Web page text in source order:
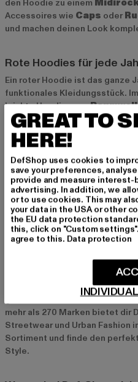
den Hoodie zu einem
Accessoires wie Caps oder
und machen deinen Look
Rote Hoodies für jede
Ein roter Hoodie ist das ganze
funktionales Kleidungsstück.
leichte Hoodies aus
da sie atmungsaktiv sind und
den Herbst und Winter sind
Wahl – sie halten dich warm
Gefühl an kalten Tagen.
Mantel bleibt der Hoodie auch
echter Hingucker.
Rote Hoodies bei Def-
BeiDef-Shopfindest du eine
in verschiedenen Stilen und
Oversized Hoodie, einem
einem klassischen Basic
perfekte Auswahl für dich. Zu
NikeundAdidas.
mehr als 270 Marken bietet dir
Streetwear und Urban Fashion
Sortiment und finde den
Style.
GREAT TO
HERE!
DefShop uses cookies to
save your preferences,
provide and measure
advertising. In addition, we
or to use cookies. This may
your data in the USA or other
the EU data protection
this, click on "Custom
agree to this. Data protection